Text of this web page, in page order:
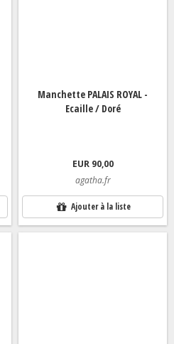
Manchette PALAIS ROYAL -
Ecaille / Doré
EUR 90,00
agatha.fr
Ajouter à la liste